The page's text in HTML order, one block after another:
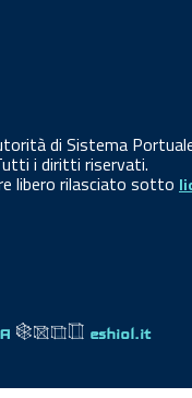
di Sistema
i diritti riservati.
libero rilasciato sotto
eshiol.it